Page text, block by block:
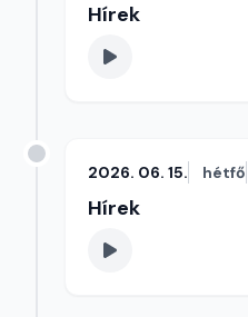
Hírek
2026. 06. 15. hétfő
Hírek